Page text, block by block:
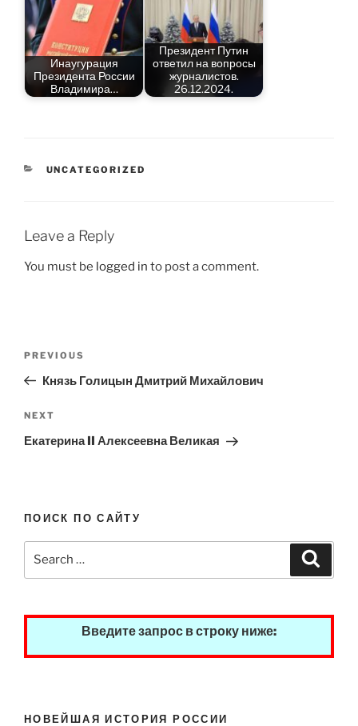
Инаугурация
Президента России
Владимира…
Президент Путин
ответил на вопросы
журналистов.
26.12.2024.
CATEGORIES
UNCATEGORIZED
Leave a Reply
You must be logged in to post a comment.
Previous
Post
PREVIOUS
Князь Голицын Дмитрий Михайлович
Next
Post
NEXT
Екатерина II Алексеевна Великая
ПОИСК ПО САЙТУ
Введите запрос в строку ниже:
НОВЕЙШАЯ ИСТОРИЯ РОССИИ